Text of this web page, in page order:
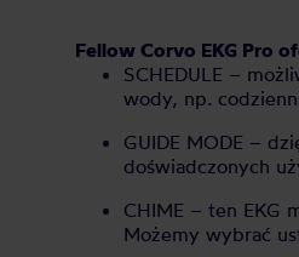
Fellow Corvo EKG Pro
SCHEDULE –
wody, np.
GUIDE MODE –
doświadczonych
CHIME – ten EKG
Możemy wybrać